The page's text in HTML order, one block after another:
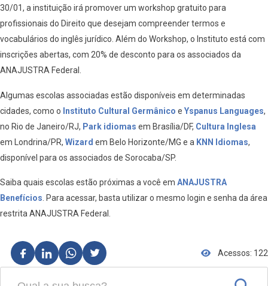
30/01, a instituição irá promover um workshop gratuito para
profissionais do Direito que desejam compreender termos e
vocabulários do inglês jurídico. Além do Workshop, o Instituto está com
inscrições abertas, com 20% de desconto para os associados da
ANAJUSTRA Federal.
Algumas escolas associadas estão disponíveis em determinadas
cidades, como o Instituto Cultural Germânico e Yspanus Languages,
no Rio de Janeiro/RJ, Park idiomas em Brasília/DF, Cultura Inglesa
em Londrina/PR, Wizard em Belo Horizonte/MG e a KNN Idiomas,
disponível para os associados de Sorocaba/SP.
Saiba quais escolas estão próximas a você em ANAJUSTRA
Benefícios. Para acessar, basta utilizar o mesmo login e senha da área
restrita ANAJUSTRA Federal.
Acessos: 122